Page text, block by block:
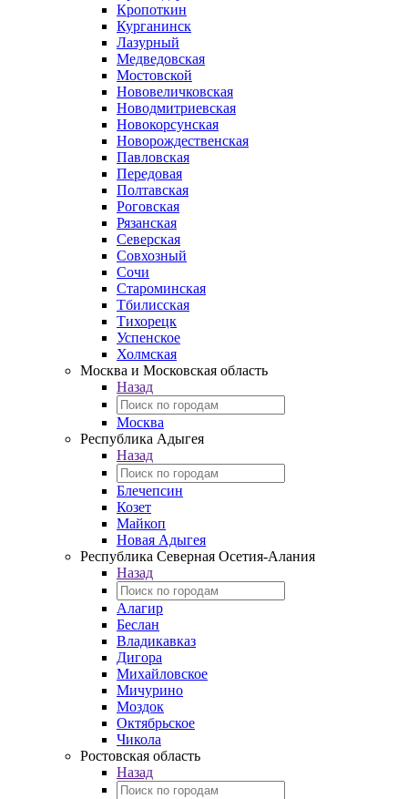
Кропоткин
Курганинск
Лазурный
Медведовская
Мостовской
Нововеличковская
Новодмитриевская
Новокорсунская
Новорождественская
Павловская
Передовая
Полтавская
Роговская
Рязанская
Северская
Совхозный
Сочи
Староминская
Тбилисская
Тихорецк
Успенское
Холмская
Москва и Московская область
Назад
Москва
Республика Адыгея
Назад
Блечепсин
Козет
Майкоп
Новая Адыгея
Республика Северная Осетия-Алания
Назад
Алагир
Беслан
Владикавказ
Дигора
Михайловское
Мичурино
Моздок
Октябрьское
Чикола
Ростовская область
Назад